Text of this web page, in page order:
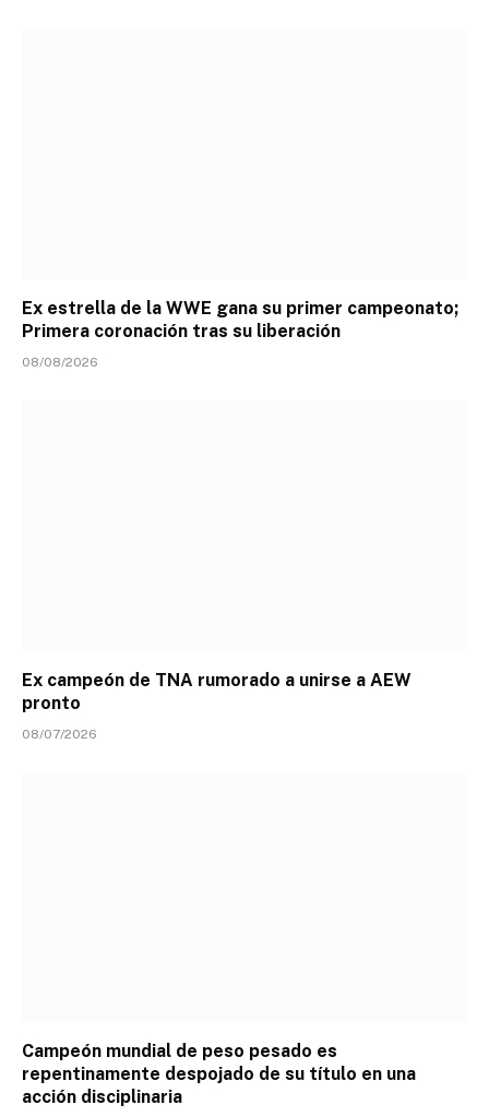
Ex estrella de la WWE gana su primer campeonato;
Primera coronación tras su liberación
08/08/2026
Ex campeón de TNA rumorado a unirse a AEW
pronto
08/07/2026
Campeón mundial de peso pesado es
repentinamente despojado de su título en una
acción disciplinaria